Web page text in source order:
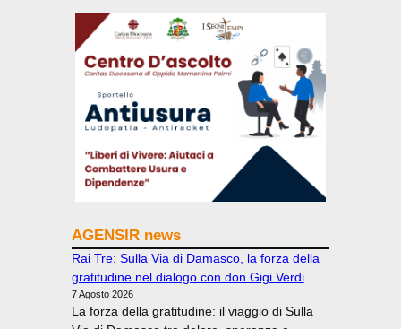
AGENSIR news
Rai Tre: Sulla Via di Damasco, la forza della
gratitudine nel dialogo con don Gigi Verdi
7 Agosto 2026
La forza della gratitudine: il viaggio di Sulla